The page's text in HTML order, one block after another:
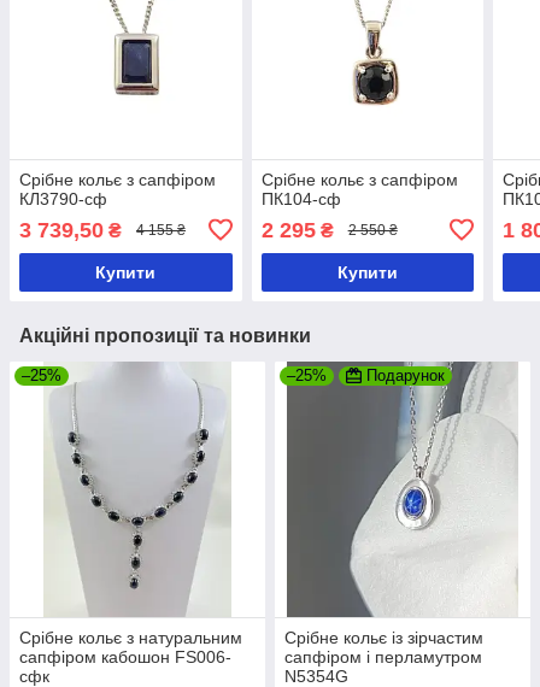
Срібне кольє з сапфіром
КЛ3790-сф
3 739,50 ₴ 4 155 ₴
Купити
Срібне кольє з сапфіром
ПК104-сф
2 295₴ 2 550 ₴
Купити
1
Акційні пропозиції та новинки
–25%
Срібне кольє з натуральним
сапфіром кабошон FS006-
сфк
–25% Подарунок
Срібне кольє із зірчастим
сапфіром і перламутром
N5354G